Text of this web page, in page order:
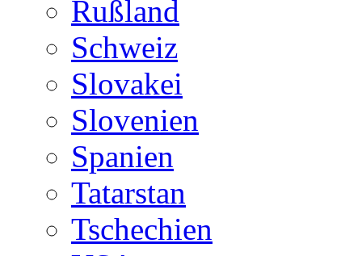
Rußland
Schweiz
Slovakei
Slovenien
Spanien
Tatarstan
Tschechien